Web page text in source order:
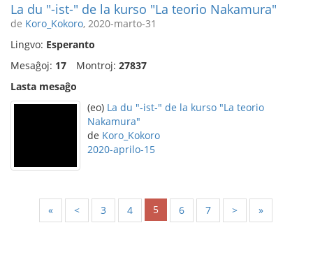
La du "-ist-" de la kurso "La teorio Nakamura"
de Koro_Kokoro, 2020-marto-31
Lingvo: Esperanto
Mesaĝoj: 17 Montroj: 27837
Lasta mesaĝo
(eo) La du "-ist-" de la kurso "La teorio
Nakamura"
de Koro_Kokoro
2020-aprilo-15
« < 3 4 5 6 7 > »